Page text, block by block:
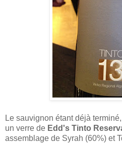
Le sauvignon étant déjà
un verre de Edd's Tinto
assemblage de Syrah (60%) et